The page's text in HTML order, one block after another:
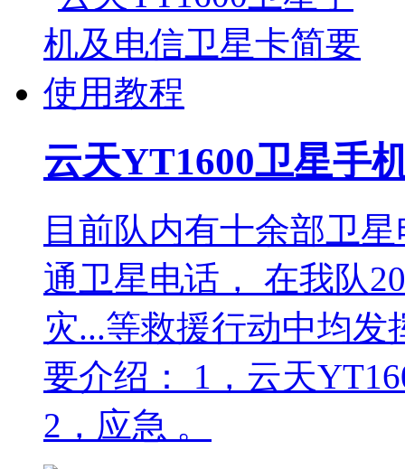
云天YT1600卫星手
目前队内有十余部卫
通卫星电话， 在我队
灾...等救援行动中均
要介绍： 1，云天
2，应急 。